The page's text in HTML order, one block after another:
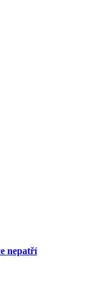
nepatří